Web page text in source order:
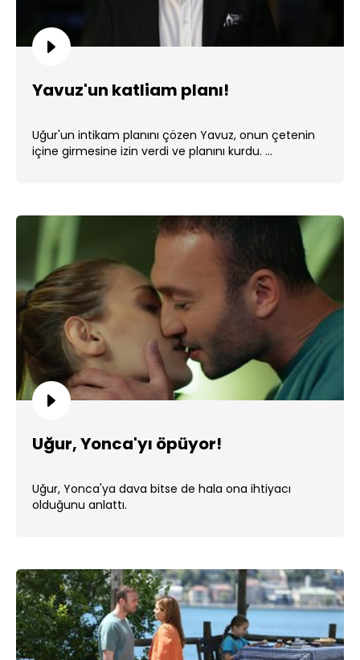
Yavuz'un katliam planı!
Uğur'un intikam planını çözen Yavuz, onun çetenin
içine girmesine izin verdi ve planını kurdu. ...
Uğur, Yonca'yı öpüyor!
Uğur, Yonca'ya dava bitse de hala ona ihtiyacı
olduğunu anlattı.